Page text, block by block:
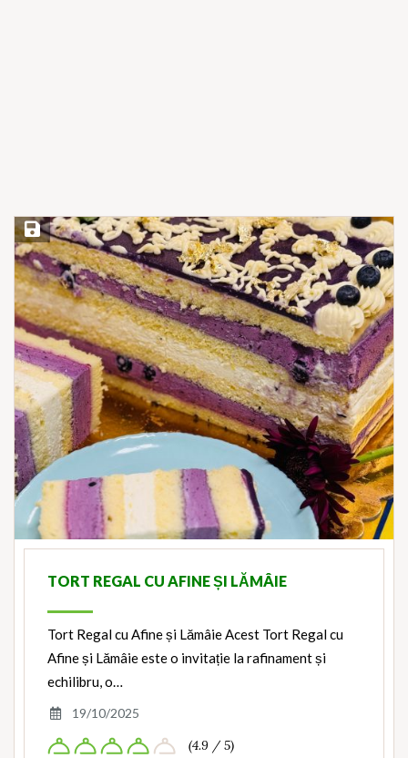
Save Recipe
TORT REGAL CU AFINE ȘI LĂMÂIE
Tort Regal cu Afine și Lămâie Acest Tort Regal cu
Afine și Lămâie este o invitație la rafinament și
echilibru, o…
19/10/2025
(4.9 / 5)